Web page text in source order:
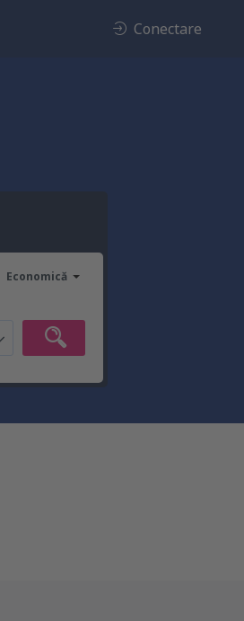
Conectare
Economică